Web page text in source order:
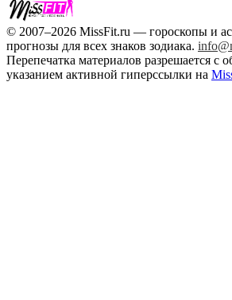
© 2007–2026 MissFit.ru — гороскопы и
прогнозы для всех знаков зодиака.
Перепечатка материалов разрешается с
указанием активной гиперссылки на